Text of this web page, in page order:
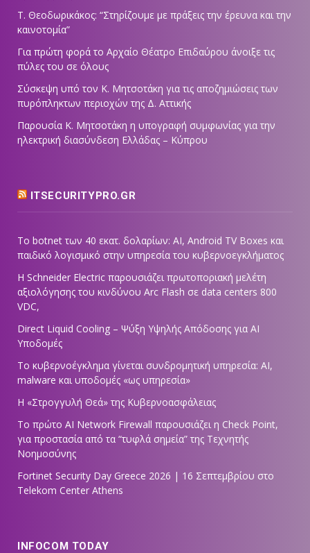
Τ. Θεοδωρικάκος: “Στηρίζουμε με πράξεις την έρευνα και την
καινοτομία”
Για πρώτη φορά το Αρχαίο Θέατρο Επιδαύρου άνοιξε τις
πύλες του σε όλους
Σύσκεψη υπό τον Κ. Μητσοτάκη για τις αποζημιώσεις των
πυρόπληκτων περιοχών της Δ. Αττικής
Παρουσία Κ. Μητσοτάκη η υπογραφή συμφωνίας για την
ηλεκτρική διασύνδεση Ελλάδας – Κύπρου
ITSECURITYPRO.GR
Το botnet των 40 εκατ. δολαρίων: AI, Android TV Boxes και
παιδικό λογισμικό στην υπηρεσία του κυβερνοεγκλήματος
Η Schneider Electric παρουσιάζει πρωτοποριακή μελέτη
αξιολόγησης του κινδύνου Arc Flash σε data centers 800
VDC,
Direct Liquid Cooling – Ψύξη Υψηλής Απόδοσης για AI
Υποδομές
Το κυβερνοέγκλημα γίνεται συνδρομητική υπηρεσία: AI,
malware και υποδομές «ως υπηρεσία»
Η «Στρογγυλή Θεά» της Κυβερνοασφάλειας
Tο πρώτο AI Network Firewall παρουσιάζει η Check Point,
για προστασία από τα “τυφλά σημεία” της Τεχνητής
Νοημοσύνης
Fortinet Security Day Greece 2026 | 16 Σεπτεμβρίου στο
Telekom Center Athens
INFOCOM TODAY